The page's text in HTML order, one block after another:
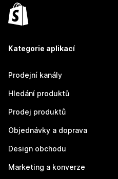
Kategorie aplikací
Prodejní kanály
Hledání produktů
Prodej produktů
Objednávky a doprava
Design obchodu
Marketing a konverze